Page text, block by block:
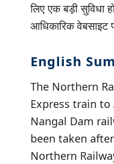
लिए एक बड़ी सुविधा
आधिकारिक वेबसाइट
English
The Northern
Express train
Nangal Dam
been taken
Northern